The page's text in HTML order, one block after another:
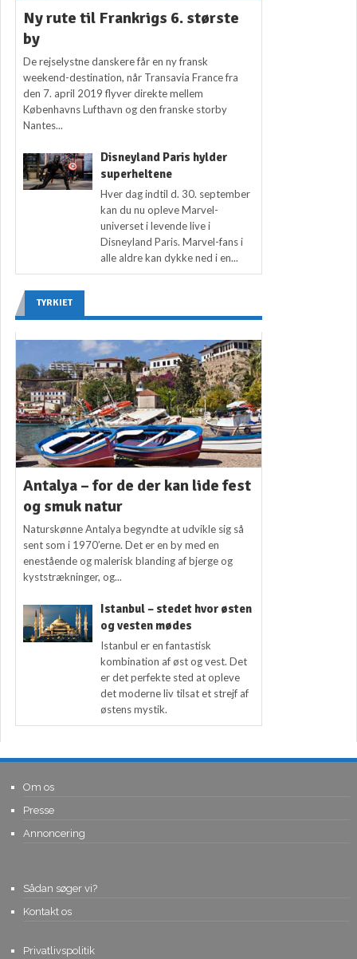
Ny rute til Frankrigs 6. største
by
De rejselystne danskere får en ny fransk
weekend-destination, når Transavia France fra
den 7. april 2019 flyver direkte mellem
Københavns Lufthavn og den franske storby
Nantes...
Disneyland Paris hylder
superheltene
Hver dag indtil d. 30. september
kan du nu opleve Marvel-
universet i levende live i
Disneyland Paris. Marvel-fans i
alle aldre kan dykke ned i en...
TYRKIET
Antalya – for de der kan lide fest
og smuk natur
Naturskønne Antalya begyndte at udvikle sig så
sent som i 1970’erne. Det er en by med en
enestående og malerisk blanding af bjerge og
kyststrækninger, og...
Istanbul – stedet hvor østen
og vesten mødes
Istanbul er en fantastisk
kombination af øst og vest. Det
er det perfekte sted at opleve
det moderne liv tilsat et strejf af
østens mystik.
Om os
Presse
Annoncering
Sådan søger vi?
Kontakt os
Privatlivspolitik